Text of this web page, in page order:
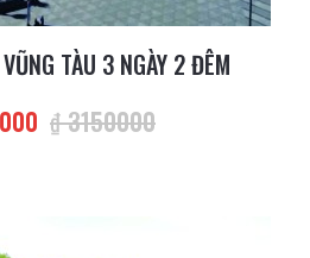
TÀU 3 NGÀY 2 ĐÊM
₫ 3150000